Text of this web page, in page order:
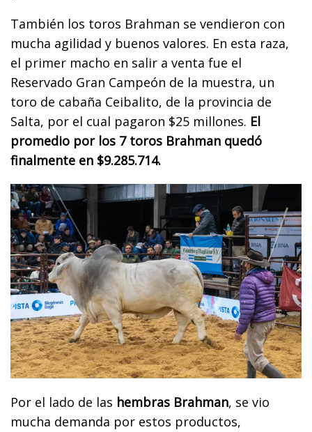
También los toros Brahman se vendieron con
mucha agilidad y buenos valores. En esta raza,
el primer macho en salir a venta fue el
Reservado Gran Campeón de la muestra, un
toro de cabaña Ceibalito, de la provincia de
Salta, por el cual pagaron $25 millones. El
promedio por los 7 toros Brahman quedó
finalmente en $9.285.714.
Por el lado de las hembras Brahman, se vio
mucha demanda por estos productos,